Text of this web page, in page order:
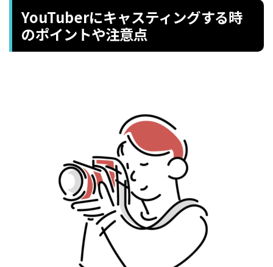
YouTuberにキャスティングする時
のポイントや注意点